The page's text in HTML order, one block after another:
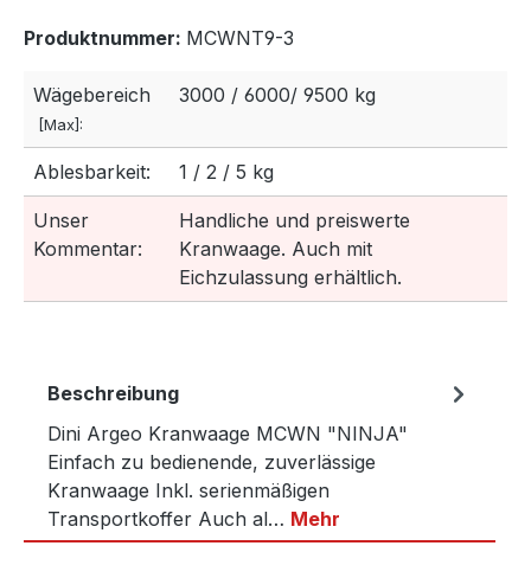
Produktnummer: MCWNT9-3
Wägebereich
[Max]:
3000 / 6000/ 9500 kg
Ablesbarkeit: 1 / 2 / 5 kg
Unser
Kommentar:
Handliche und preiswerte
Kranwaage. Auch mit
Eichzulassung erhältlich.
Beschreibung
Dini Argeo Kranwaage MCWN "NINJA"
Einfach zu bedienende, zuverlässige
Kranwaage Inkl. serienmäßigen
Transportkoffer Auch al… Mehr